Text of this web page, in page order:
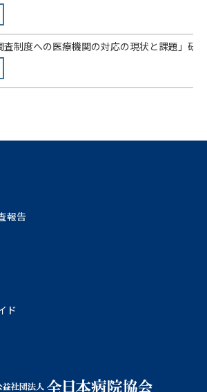
制度への医療機関の対応の現状と課題」研
報告
ド